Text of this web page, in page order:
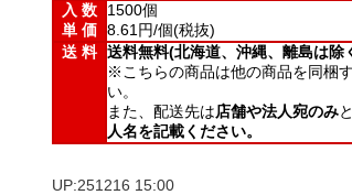
入 数
単 価
1500個
8.61円/個(税抜)
送 料 送料無料(北海道、沖縄、離島は除
※こちらの商品は他の商品を同梱
い。
また、配送先は店舗や法人宛のみ
人名を記載ください。
UP:251216 15:00